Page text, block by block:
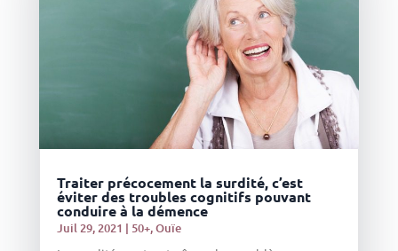
Traiter précocement la surdité, c’est
éviter des troubles cognitifs pouvant
conduire à la démence
Juil 29, 2021 | 50+,Ouïe